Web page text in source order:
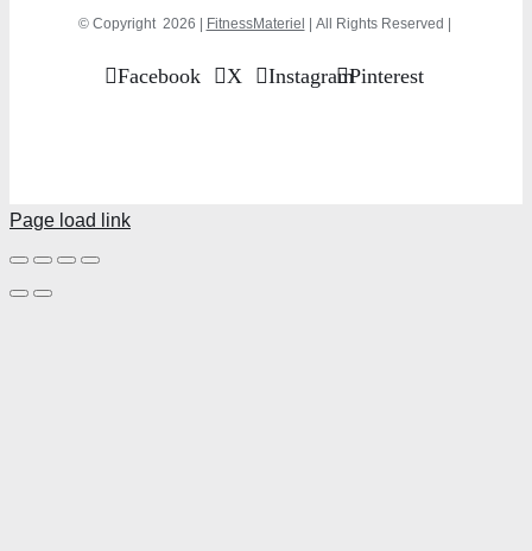
© Copyright 2026 | FitnessMateriel | All Rights Reserved |
Facebook X InstagramPinterest
Page load link